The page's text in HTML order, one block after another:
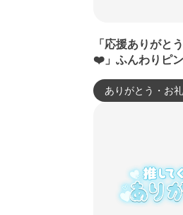
「応援ありがと
❤️」ふんわりピ
ありがとう・お